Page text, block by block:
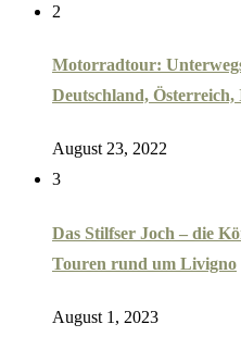
2
Motorradtour:
Deutschland,
August 23, 2022
3
Das Stilfser Joch – die
Touren rund um Livigno
August 1, 2023